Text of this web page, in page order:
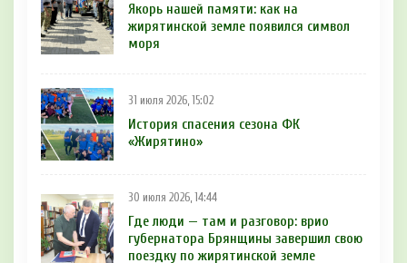
Якорь нашей памяти: как на
жирятинской земле появился символ
моря
31 июля 2026, 15:02
История спасения сезона ФК
«Жирятино»
30 июля 2026, 14:44
Где люди — там и разговор: врио
губернатора Брянщины завершил свою
поездку по жирятинской земле